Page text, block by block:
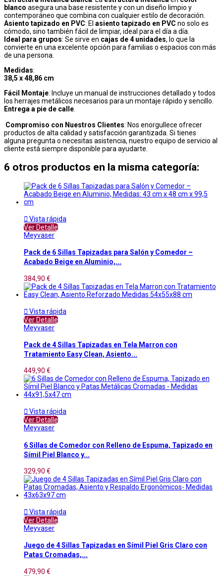
blanco asegura una base resistente y con un diseño limpio y
contemporáneo que combina con cualquier estilo de decoración.
Asiento tapizado en PVC: El asiento tapizado en PVC no solo es
cómodo, sino también fácil de limpiar, ideal para el día a día.
Ideal para grupos: Se sirve en cajas de 4 unidades, lo que la
convierte en una excelente opción para familias o espacios con más
de una persona.
Medidas:
38,5 x 48,86 cm
Fácil Montaje: Incluye un manual de instrucciones detallado y todos
los herrajes metálicos necesarios para un montaje rápido y sencillo.
Entrega a pie de calle
Compromiso con Nuestros Clientes: Nos enorgullece ofrecer
productos de alta calidad y satisfacción garantizada. Si tienes
alguna pregunta o necesitas asistencia, nuestro equipo de servicio al
cliente está siempre disponible para ayudarte.
6 otros productos en la misma categoría:
 Vista rápida
Ver Detalle
Meyvaser
Pack de 6 Sillas Tapizadas para Salón y Comedor –
Acabado Beige en Aluminio,...
384,90 €
 Vista rápida
Ver Detalle
Meyvaser
Pack de 4 Sillas Tapizadas en Tela Marron con
Tratamiento Easy Clean, Asiento...
449,90 €
 Vista rápida
Ver Detalle
Meyvaser
6 Sillas de Comedor con Relleno de Espuma, Tapizado en
Símil Piel Blanco y...
329,90 €
 Vista rápida
Ver Detalle
Meyvaser
Juego de 4 Sillas Tapizadas en Símil Piel Gris Claro con
Patas Cromadas,...
479,90 €